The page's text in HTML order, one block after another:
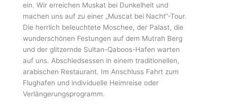
ein. Wir erreichen Muskat bei Dunkelheit und
machen uns auf zu einer „Muscat bei Nacht“-Tour.
Die herrlich beleuchtete Moschee, der Palast, die
wunderschönen Festungen auf dem Mutrah Berg
und der glitzernde Sultan-Qaboos-Hafen warten
auf uns. Abschiedsessen in einem traditionellen,
arabischen Restaurant. Im Anschluss Fahrt zum
Flughafen und individuelle Heimreise oder
Verlängerungsprogramm.